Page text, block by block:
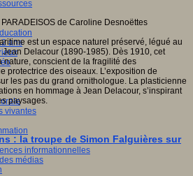
ans
vivantes
informationnelles
médias
est un espace naturel préservé, légué au
Delacour (1890-1985). Dès 1910, cet
conscient de la fragilité des
protectrice des oiseaux. L’exposition de
les pas du grand ornithologue. La plasticienne
en hommage à Jean Delacour, s’inspirant
paysages.
: la troupe de Simon Falguières sur